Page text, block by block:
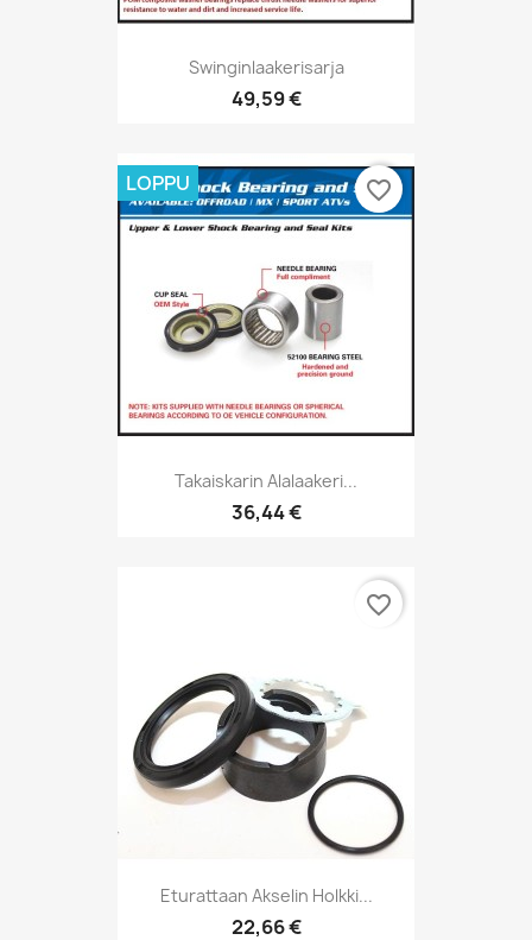
Swinginlaakerisarja
49,59 €
Takaiskarin Alalaakeri...
36,44 €
LOPPU favorite_border
Eturattaan Akselin Holkki...
22,66 €
favorite_border